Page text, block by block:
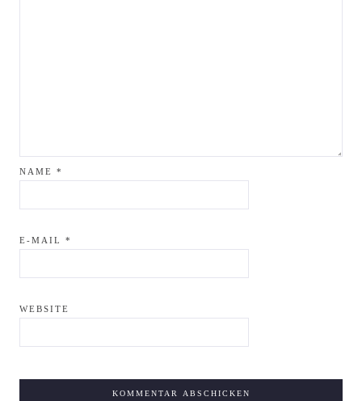
NAME *
E-MAIL *
WEBSITE